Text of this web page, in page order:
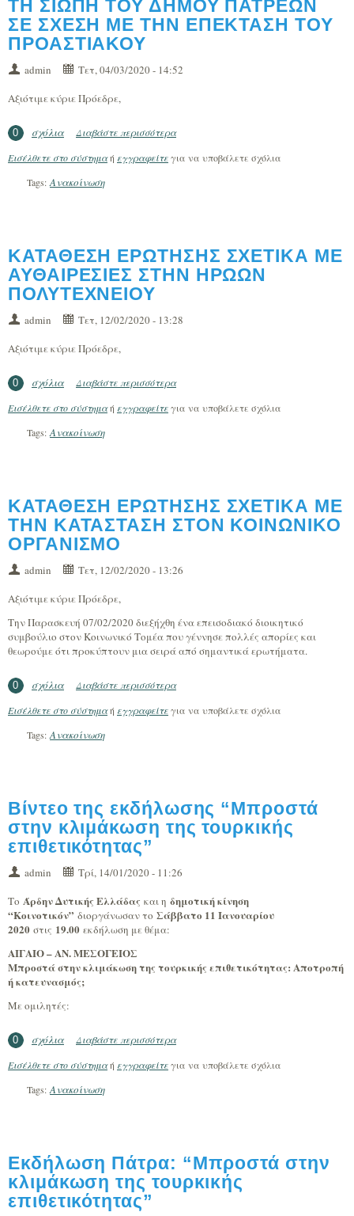
ΤΗ ΣΙΩΠΗ ΤΟΥ ΔΗΜΟΥ ΠΑΤΡΕΩΝ
ΣΕ ΣΧΕΣΗ ΜΕ ΤΗΝ ΕΠΕΚΤΑΣΗ ΤΟΥ
ΠΡΟΑΣΤΙΑΚΟΥ
admin
Τετ, 04/03/2020 - 14:52
Αξιότιμε κύριε Πρόεδρε,
0 σχόλια Διαβάστε περισσότεραγια ΚΑΤΑΘΕΣΗ ΕΡΩΤΗΣΗΣ ΣΧΕΤΙΚΑ ΜΕ
ΣΧΕΣΗ ΜΕ ΤΗΝ ΕΠΕΚΤΑΣΗ ΤΟΥ
Εισέλθετε στο σύστημαή εγγραφείτεγια να υποβάλετε σχόλια
Tags: Ανακοίνωση
ΚΑΤΑΘΕΣΗ ΕΡΩΤΗΣΗΣ ΣΧΕΤΙΚΑ ΜΕ
ΑΥΘΑΙΡΕΣΙΕΣ ΣΤΗΝ ΗΡΩΩΝ
ΠΟΛΥΤΕΧΝΕΙΟΥ
admin
Τετ, 12/02/2020 - 13:28
Αξιότιμε κύριε Πρόεδρε,
0 σχόλια Διαβάστε περισσότεραγια ΚΑΤΑΘΕΣΗ ΕΡΩΤΗΣΗΣ ΣΧΕΤΙΚΑ ΜΕ
ΠΟΛΥΤΕΧΝΕΙΟΥ
Εισέλθετε στο σύστημαή εγγραφείτεγια να υποβάλετε σχόλια
Tags: Ανακοίνωση
ΚΑΤΑΘΕΣΗ ΕΡΩΤΗΣΗΣ ΣΧΕΤΙΚΑ ΜΕ
ΤΗΝ ΚΑΤΑΣΤΑΣΗ ΣΤΟΝ ΚΟΙΝΩΝΙΚΟ
ΟΡΓΑΝΙΣΜΟ
admin
Τετ, 12/02/2020 - 13:26
Αξιότιμε κύριε Πρόεδρε,
Την Παρασκευή 07/02/2020 διεξήχθη ένα επεισοδιακό διοικητικό
συμβούλιο στον Κοινωνικό Τομέα που γέννησε πολλές απορίες και
θεωρούμε ότι προκύπτουν μια σειρά από σημαντικά ερωτήματα.
0 σχόλια Διαβάστε περισσότεραγια ΚΑΤΑΘΕΣΗ ΕΡΩΤΗΣΗΣ ΣΧΕΤΙΚΑ ΜΕ
ΟΡΓΑΝΙΣΜΟ
Εισέλθετε στο σύστημαή εγγραφείτεγια να υποβάλετε σχόλια
Tags: Ανακοίνωση
Βίντεο της εκδήλωσης “Μπροστά
στην κλιμάκωση της τουρκικής
επιθετικότητας”
admin
Τρί, 14/01/2020 - 11:26
Το Άρδην Δυτικής Ελλάδας και η δημοτική κίνηση
“Κοινοτικόν” διοργάνωσαν το Σάββατο 11 Ιανουαρίου
2020 στις 19.00 εκδήλωση με θέμα:
ΑΙΓΑΙΟ – ΑΝ. ΜΕΣΟΓΕΙΟΣ
Μπροστά στην κλιμάκωση της τουρκικής επιθετικότητας: Αποτροπή
ή κατευνασμός;
Με ομιλητές:
0 σχόλια Διαβάστε περισσότεραγια Βίντεο της εκδήλωσης “Μπροστά στην
Εισέλθετε στο σύστημαή εγγραφείτεγια να υποβάλετε σχόλια
Tags: Ανακοίνωση
Εκδήλωση Πάτρα: “Μπροστά στην
κλιμάκωση της τουρκικής
επιθετικότητας”